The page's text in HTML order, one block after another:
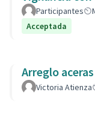
Participantes
Acceptada
Arreglo
Victoria Atienza